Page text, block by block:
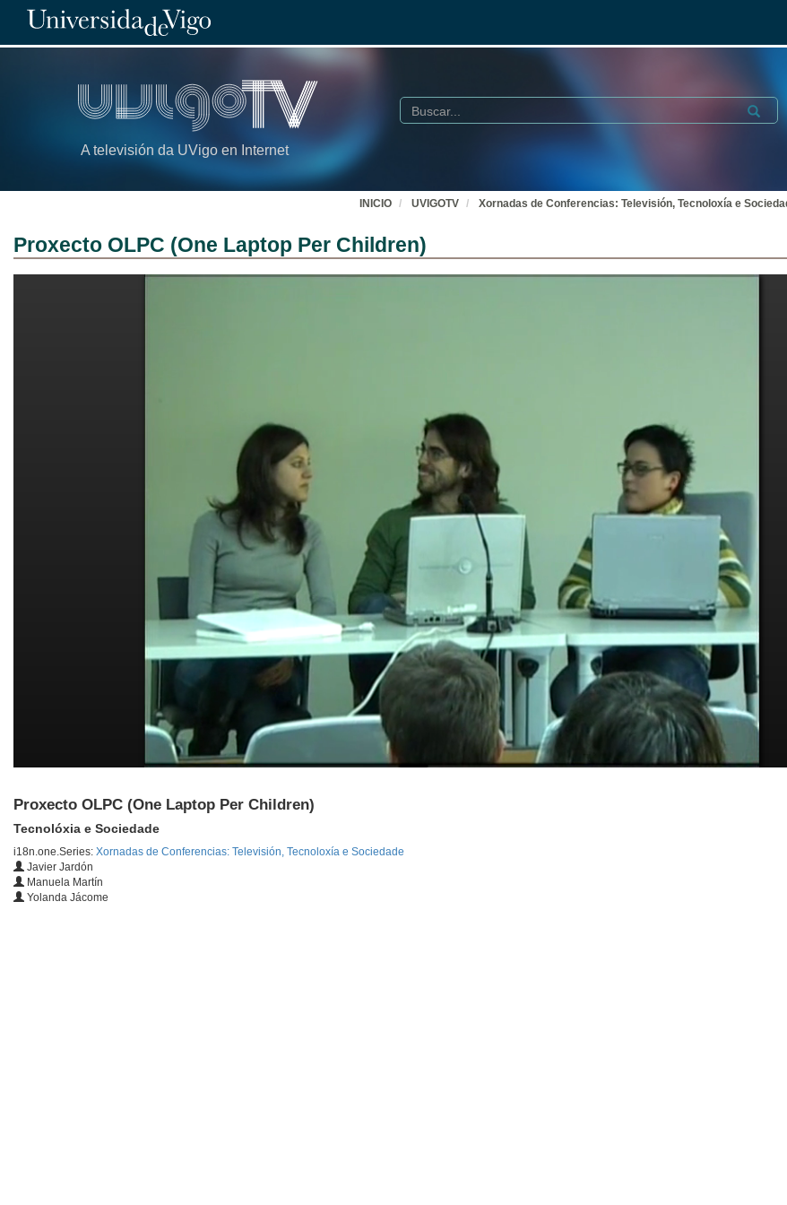
A televisión da UVigo en Internet
Buscar Submit
INICIO UVIGOTV Xornadas de Conferencias: Televisión, Tecnoloxía e
Proxecto OLPC (One Laptop Per Children)
Proxecto OLPC (One Laptop Per Children)
Tecnolóxia e Sociedade
i18n.one.Series: Xornadas de Conferencias: Televisión, Tecnoloxía e Sociedade
Javier Jardón
Manuela Martín
Yolanda Jácome